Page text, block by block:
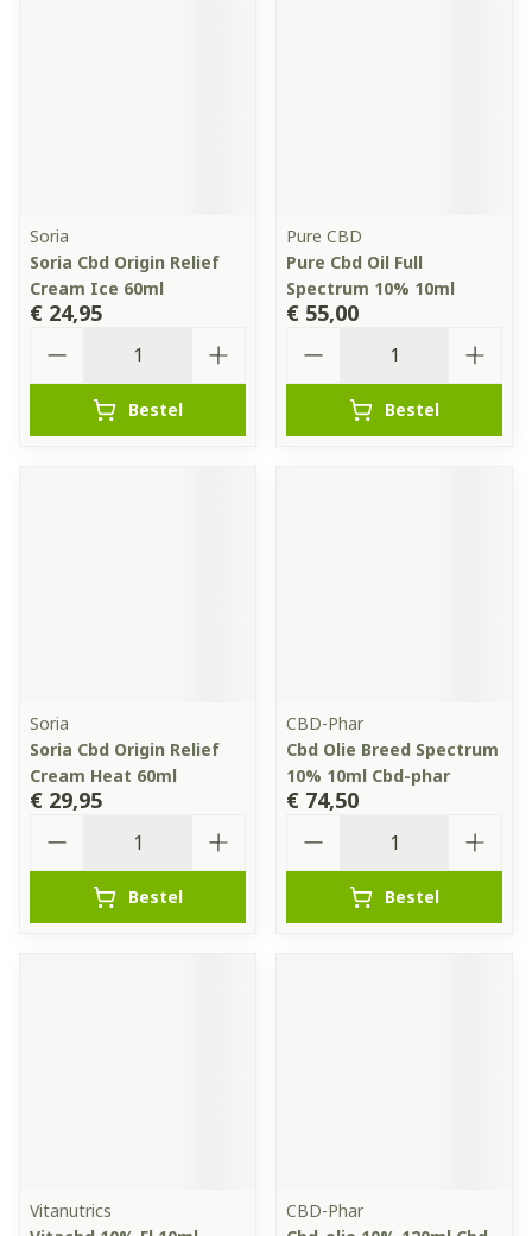
Soria
Soria Cbd Origin Relief
Cream Ice 60ml
€ 24,95
Bestel
Pure CBD
Pure Cbd Oil Full
Spectrum 10% 10ml
€ 55,00
Bestel
Soria
Soria Cbd Origin Relief
Cream Heat 60ml
€ 29,95
Bestel
CBD-Phar
Cbd Olie Breed Spectrum
10% 10ml Cbd-phar
€ 74,50
Bestel
Vitanutrics
CBD-Phar